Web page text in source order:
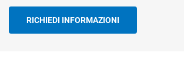
CRM
RICHIEDI INFORMAZIONI